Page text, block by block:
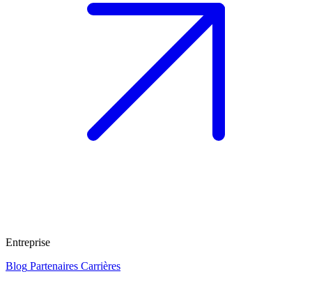
Entreprise
Blog Partenaires Carrières